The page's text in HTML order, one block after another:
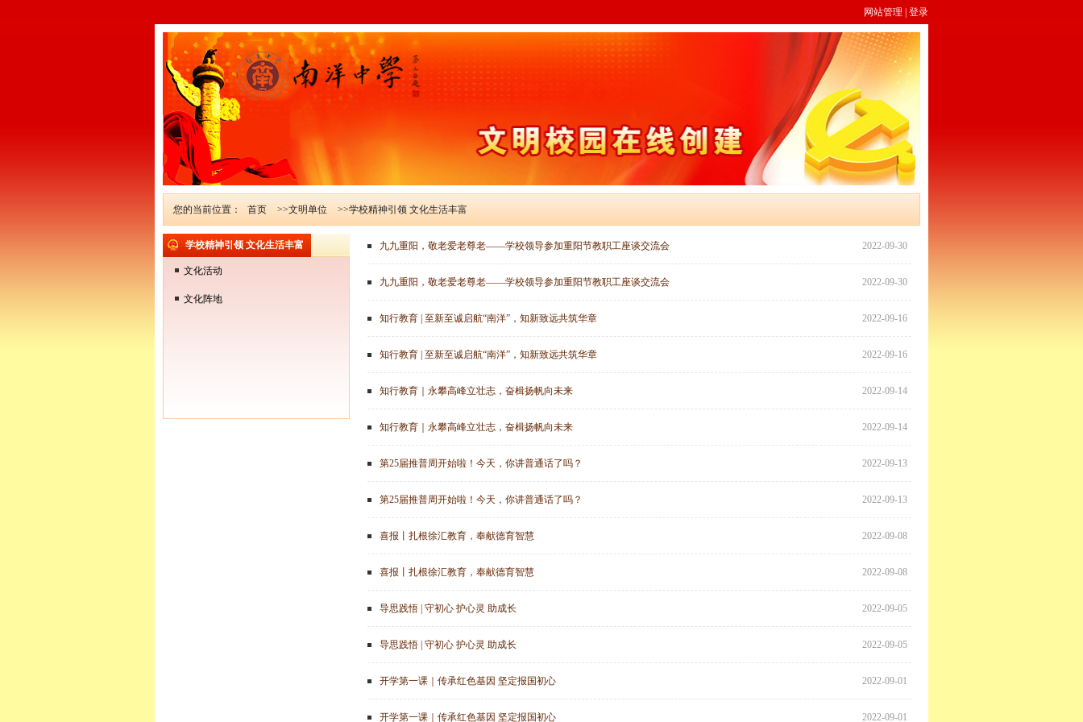
网站管理 登录
学校精神引领 文化生活丰富
文化活动
文化阵地
您的当前位置： 首页 >>文明单位 >>学校精神引领 文化生活丰富
九九重阳，敬老爱老尊老——学校领导参加重阳节教职工座谈交流会 2022-09-30
九九重阳，敬老爱老尊老——学校领导参加重阳节教职工座谈交流会 2022-09-30
知行教育 | 至新至诚启航“南洋”，知新致远共筑华章 2022-09-16
知行教育 | 至新至诚启航“南洋”，知新致远共筑华章 2022-09-16
知行教育｜永攀高峰立壮志，奋楫扬帆向未来 2022-09-14
知行教育｜永攀高峰立壮志，奋楫扬帆向未来 2022-09-14
第25届推普周开始啦！今天，你讲普通话了吗？ 2022-09-13
第25届推普周开始啦！今天，你讲普通话了吗？ 2022-09-13
喜报丨扎根徐汇教育，奉献德育智慧 2022-09-08
喜报丨扎根徐汇教育，奉献德育智慧 2022-09-08
导思践悟 | 守初心 护心灵 助成长 2022-09-05
导思践悟 | 守初心 护心灵 助成长 2022-09-05
开学第一课｜传承红色基因 坚定报国初心 2022-09-01
开学第一课｜传承红色基因 坚定报国初心 2022-09-01